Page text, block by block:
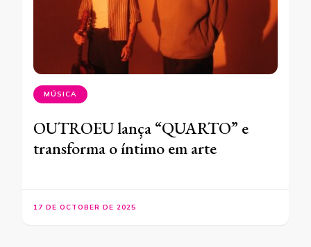
MÚSICA
OUTROEU lança “QUARTO” e
transforma o íntimo em arte
17 DE OCTOBER DE 2025